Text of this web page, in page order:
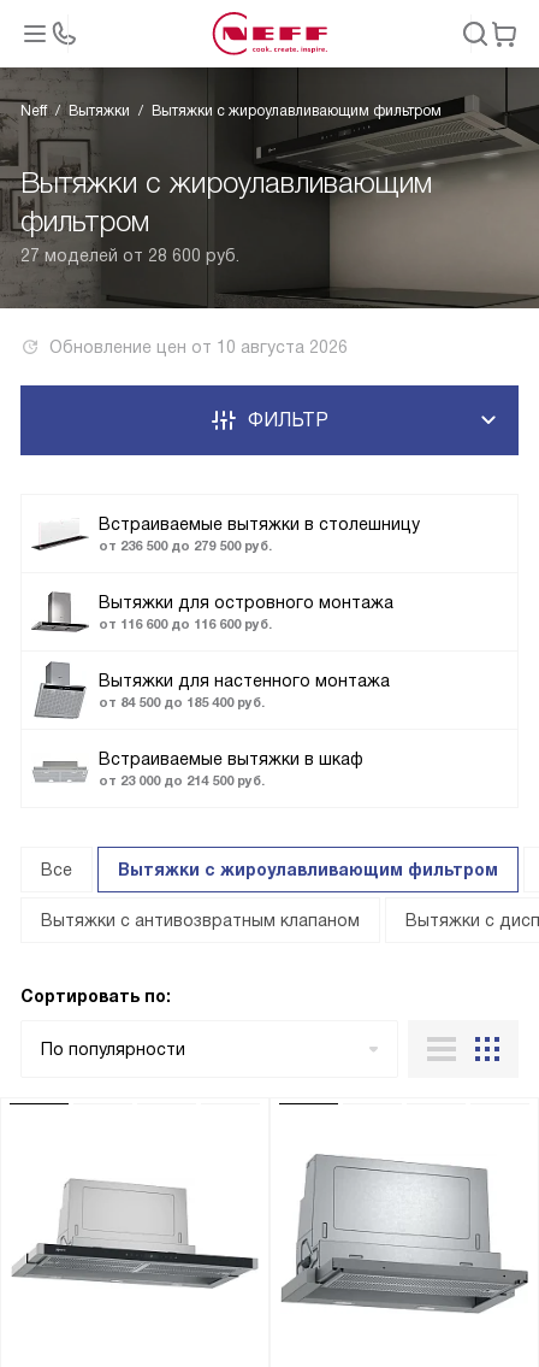
Neff Вытяжки Вытяжки с жироулавливающим фильтром
Вытяжки с жироулавливающим
фильтром
27 моделей от 28 600 руб.
Обновление цен от 10 августа 2026
Встраиваемые вытяжки в столешницу
от 236 500 до 279 500 руб.
Вытяжки для островного монтажа
от 116 600 до 116 600 руб.
Вытяжки для настенного монтажа
от 84 500 до 185 400 руб.
Встраиваемые вытяжки в шкаф
от 23 000 до 214 500 руб.
ФИЛЬТР
Все Вытяжки с жироулавливающим фильтром
Вытяжки с антивозвратным клапаном Вытяжки с
Сортировать по:
По популярности